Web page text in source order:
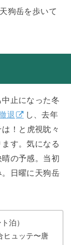
狗岳を歩いて
止になった冬
退
し、去年
！と虎視眈々
す。気になる
の予感。当初
日曜に天狗岳
泊）
ヒュッテ〜唐